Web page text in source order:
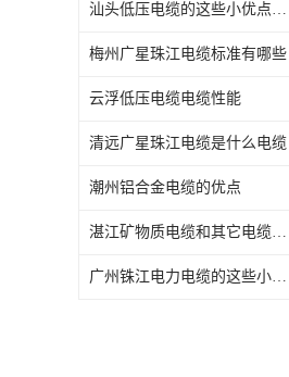
汕头低压电缆的这些小优点您都知道吗
梅州广星珠江电缆标准有哪些
云浮低压电缆电缆性能
清远广星珠江电缆是什么电缆
潮州铝合金电缆的优点
湛江矿物质电缆和其它电缆比较
广州铢江电力电缆的这些小优点您都知道吗